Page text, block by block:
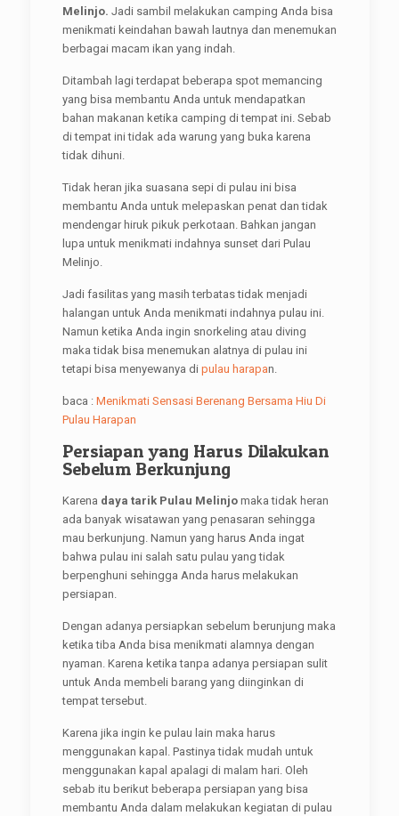
Melinjo. Jadi sambil melakukan camping Anda bisa
menikmati keindahan bawah lautnya dan menemukan
berbagai macam ikan yang indah.
Ditambah lagi terdapat beberapa spot memancing
yang bisa membantu Anda untuk mendapatkan
bahan makanan ketika camping di tempat ini. Sebab
di tempat ini tidak ada warung yang buka karena
tidak dihuni.
Tidak heran jika suasana sepi di pulau ini bisa
membantu Anda untuk melepaskan penat dan tidak
mendengar hiruk pikuk perkotaan. Bahkan jangan
lupa untuk menikmati indahnya sunset dari Pulau
Melinjo.
Jadi fasilitas yang masih terbatas tidak menjadi
halangan untuk Anda menikmati indahnya pulau ini.
Namun ketika Anda ingin snorkeling atau diving
maka tidak bisa menemukan alatnya di pulau ini
tetapi bisa menyewanya di pulau harapan.
baca : Menikmati Sensasi Berenang Bersama Hiu Di
Pulau Harapan
Persiapan yang Harus Dilakukan
Sebelum Berkunjung
Karena daya tarik Pulau Melinjo maka tidak heran
ada banyak wisatawan yang penasaran sehingga
mau berkunjung. Namun yang harus Anda ingat
bahwa pulau ini salah satu pulau yang tidak
berpenghuni sehingga Anda harus melakukan
persiapan.
Dengan adanya persiapkan sebelum berunjung maka
ketika tiba Anda bisa menikmati alamnya dengan
nyaman. Karena ketika tanpa adanya persiapan sulit
untuk Anda membeli barang yang diinginkan di
tempat tersebut.
Karena jika ingin ke pulau lain maka harus
menggunakan kapal. Pastinya tidak mudah untuk
menggunakan kapal apalagi di malam hari. Oleh
sebab itu berikut beberapa persiapan yang bisa
membantu Anda dalam melakukan kegiatan di pulau